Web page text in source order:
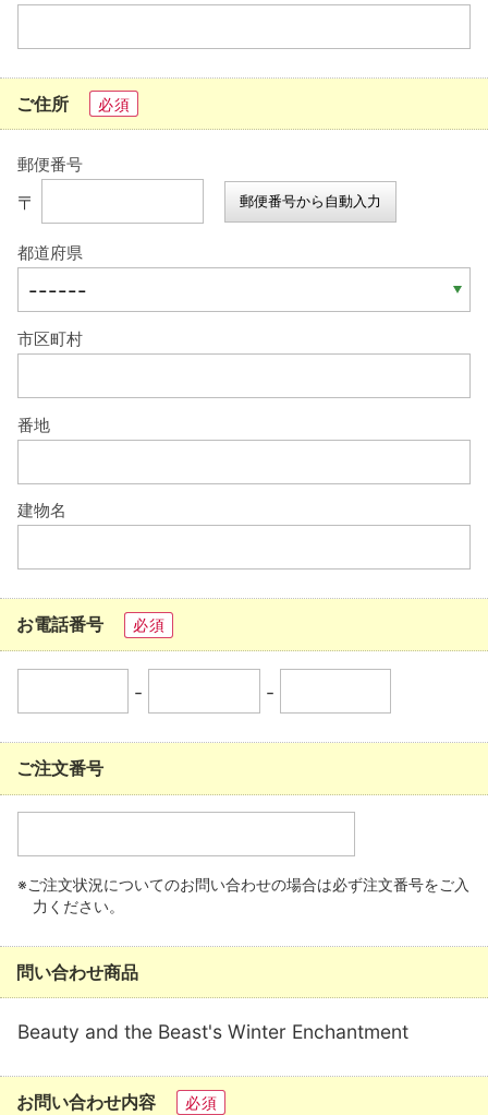
ご住所 必須
郵便番号
〒 郵便番号から自動入力
都道府県
市区町村
番地
建物名
お電話番号 必須
- -
ご注文番号
※ご注文状況についてのお問い合わせの場合は必ず注文番号をご入
力ください。
問い合わせ商品
Beauty and the Beast's Winter Enchantment
お問い合わせ内容 必須